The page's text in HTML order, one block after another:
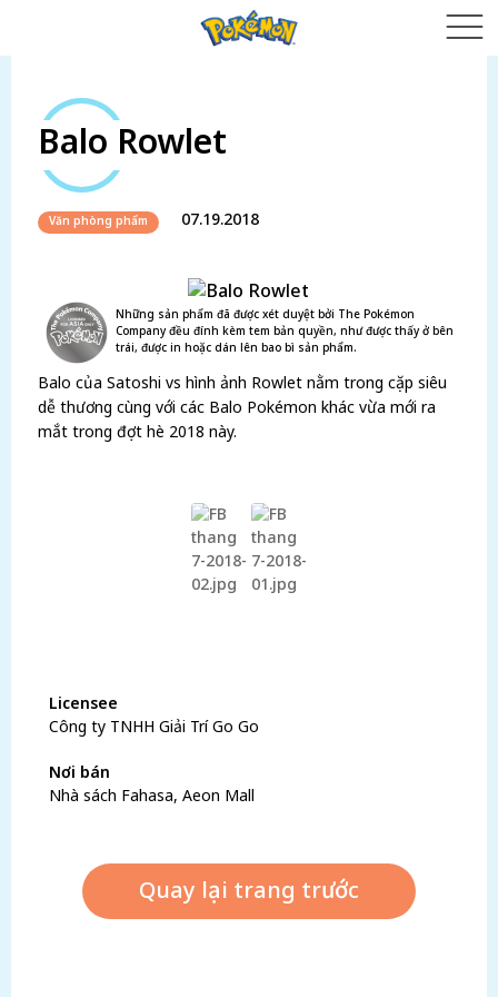
Balo Rowlet
Văn phòng phẩm 07.19.2018
Những sản phẩm đã được xét duyệt bởi The Pokémon
Company đều đính kèm tem bản quyền, như được thấy ở bên
trái, được in hoặc dán lên bao bì sản phẩm.
Balo của Satoshi vs hình ảnh Rowlet nằm trong cặp siêu
dễ thương cùng với các Balo Pokémon khác vừa mới ra
mắt trong đợt hè 2018 này.
Licensee
Công ty TNHH Giải Trí Go Go
Nơi bán
Nhà sách Fahasa, Aeon Mall
Quay lại trang trước